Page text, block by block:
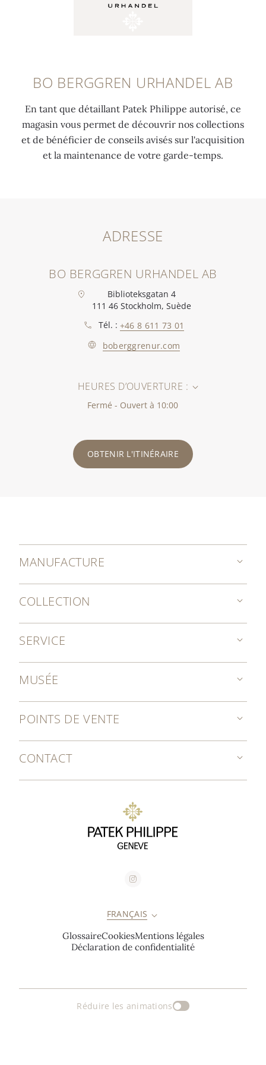
BO BERGGREN URHANDEL AB
En tant que détaillant Patek Philippe autorisé, ce
magasin vous permet de découvrir nos collections
et de bénéficier de conseils avisés sur l'acquisition
et la maintenance de votre garde-temps.
ADRESSE
BO BERGGREN URHANDEL AB
Biblioteksgatan 4
111 46 Stockholm, Suède
Tél. : +46 8 611 73 01
boberggrenur.com
HEURES D’OUVERTURE :
Fermé - Ouvert à 10:00
OBTENIR L'ITINÉRAIRE
MANUFACTURE
COLLECTION
SERVICE
MUSÉE
POINTS DE VENTE
CONTACT
FRANÇAIS
GlossaireCookiesMentions légales
Déclaration de confidentialité
Réduire les animations